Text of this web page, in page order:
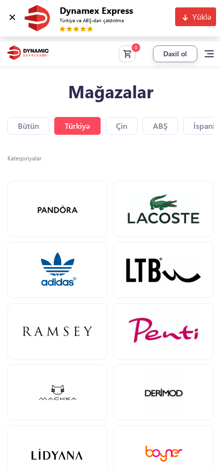
Dynamex Express
Türkiyə və ABŞ-dan çatdırılma Yüklə
Daxil ol
Mağazalar
Bütün Türkiyə Çin ABŞ
Kateqoriyalar